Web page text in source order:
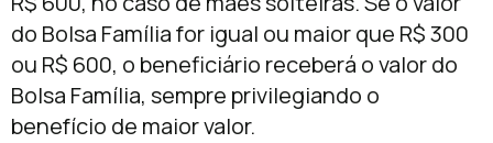
do Bolsa Família for igual ou maior que R$ 300
ou R$ 600, o beneficiário receberá o valor do
Bolsa Família, sempre privilegiando o
benefício de maior valor.